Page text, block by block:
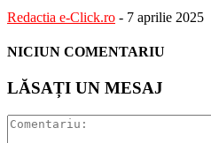
Redactia e-Click.ro - 7 aprilie 2025
NICIUN COMENTARIU
LĂSAȚI UN MESAJ